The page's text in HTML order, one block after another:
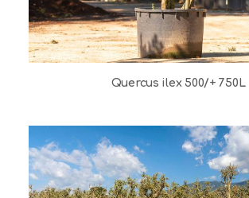
Quercus ilex 500/+ 750L